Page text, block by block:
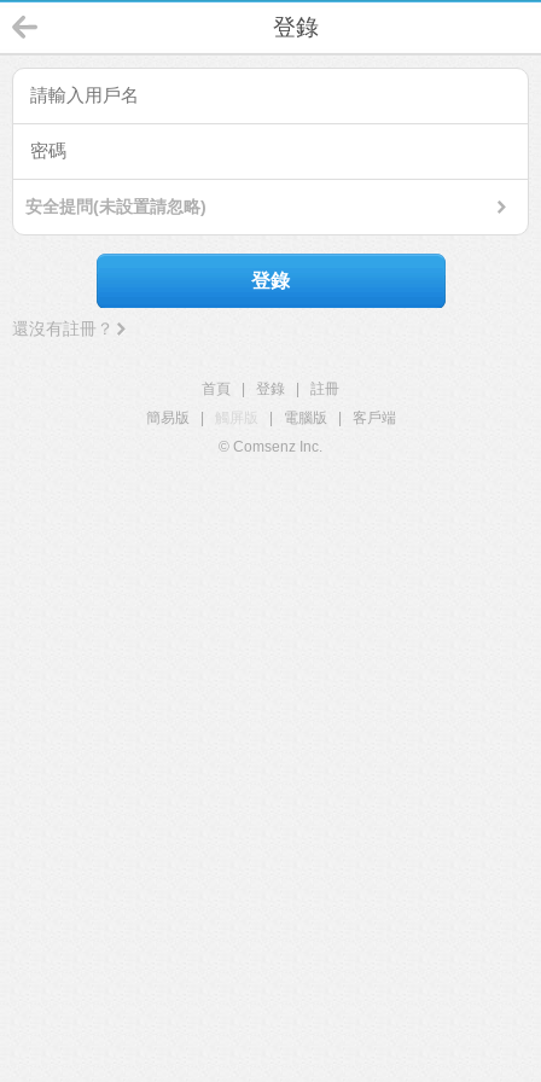
登錄
安全提問(未設置請忽略)
登錄
還沒有註冊？
首頁 登錄
註冊
簡易版
觸屏版 電腦版
客戶端
© Comsenz Inc.